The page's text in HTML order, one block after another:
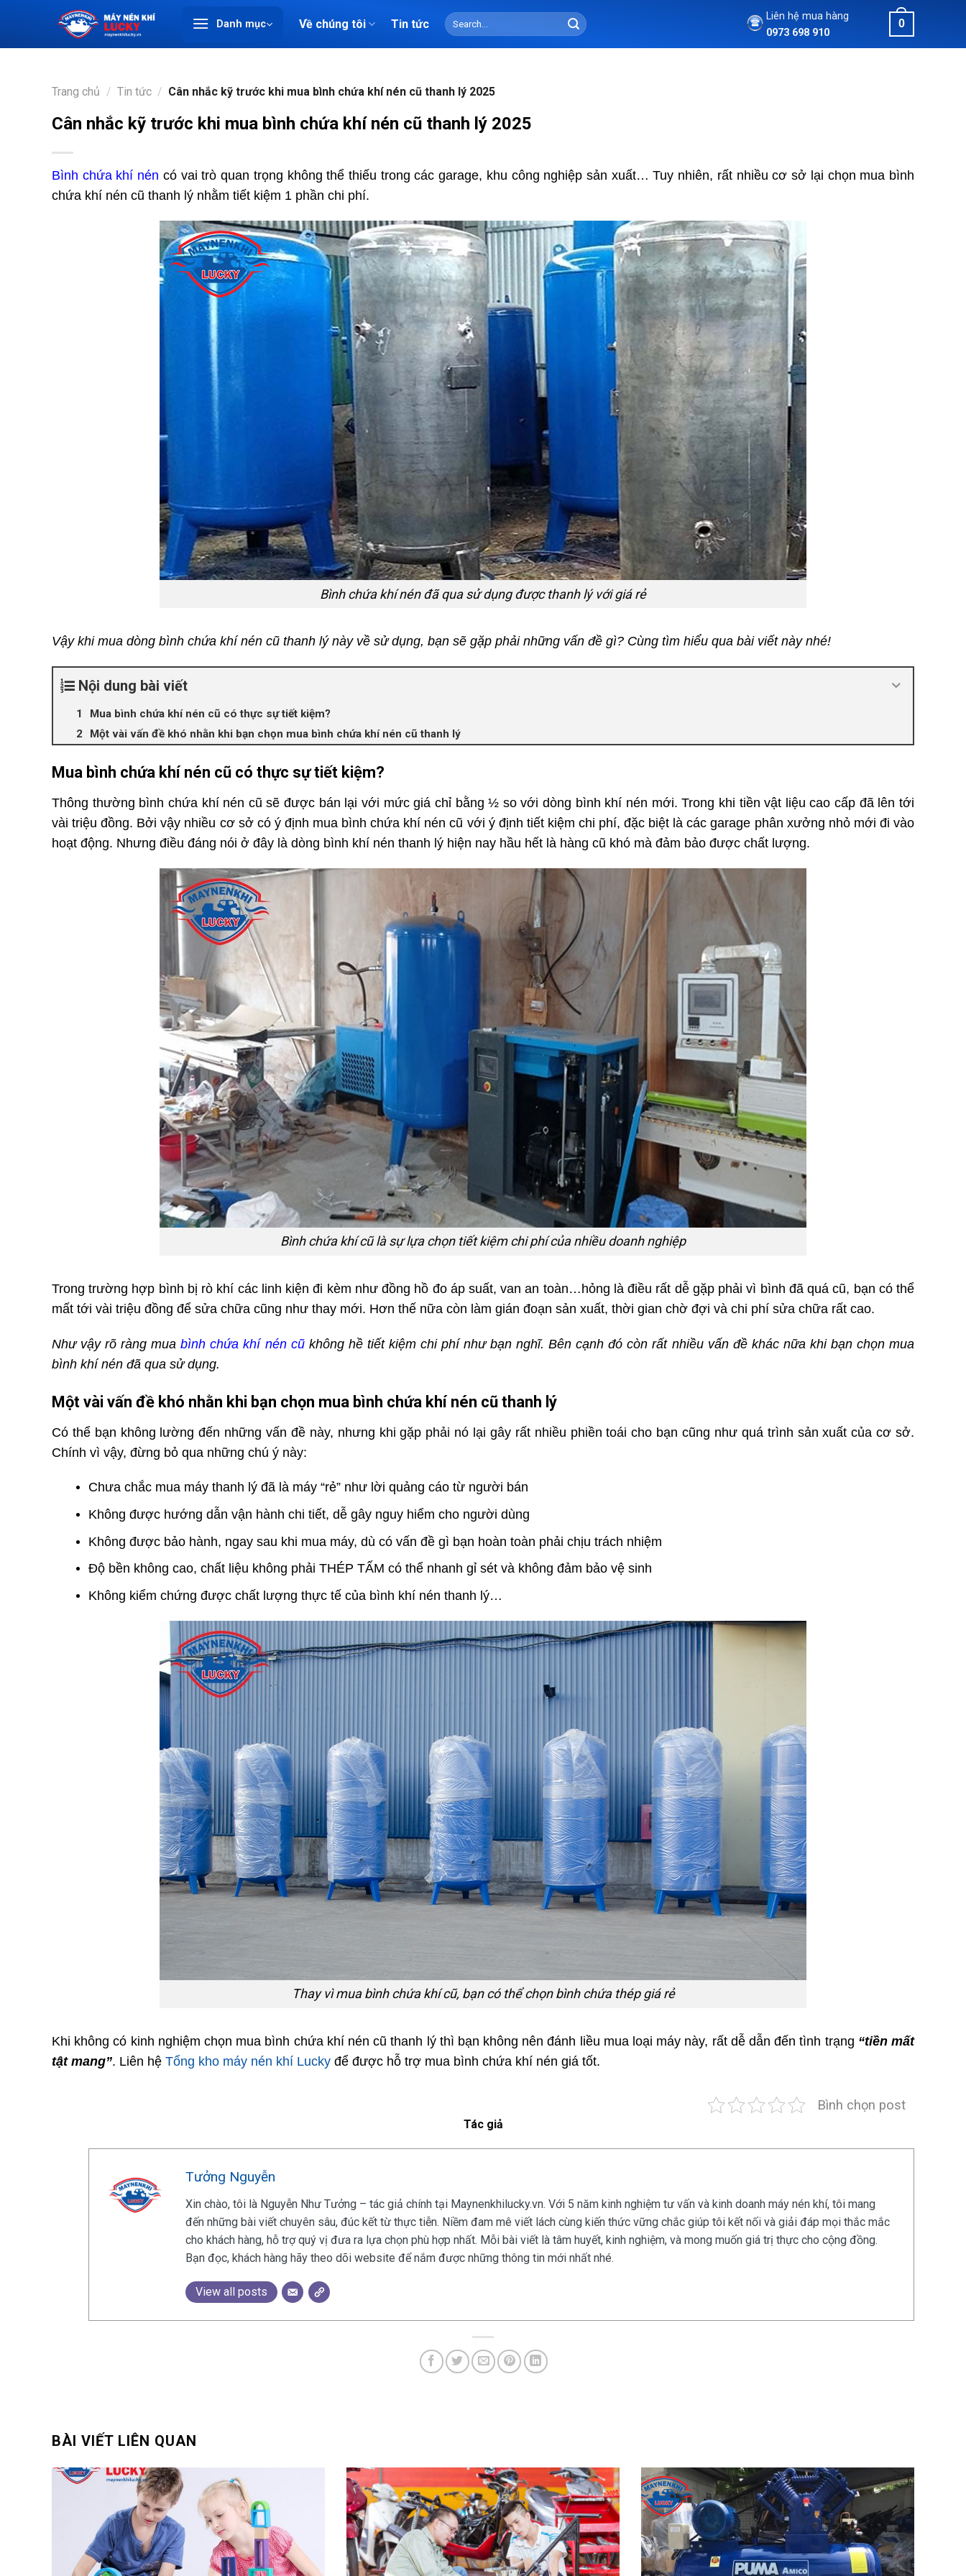
Danh mục Về chúng tôi Tin tức
Search
for:
Liên hệ mua hàng
0973 698 910
0
Trang chủ / Tin tức / Cân nhắc kỹ trước khi mua bình chứa khí nén cũ thanh lý 2025
Cân nhắc kỹ trước khi mua bình chứa khí nén cũ thanh lý 2025
Bình chứa khí nén có vai trò quan trọng không thể thiếu trong các garage, khu công nghiệp sản xuất… Tuy nhiên, rất nhiều cơ sở lại chọn mua bình
chứa khí nén cũ thanh lý nhằm tiết kiệm 1 phần chi phí.
Bình chứa khí nén đã qua sử dụng được thanh lý với giá rẻ
Vậy khi mua dòng bình chứa khí nén cũ thanh lý này về sử dụng, bạn sẽ gặp phải những vấn đề gì? Cùng tìm hiểu qua bài viết này nhé!
Nội dung bài viết
Mua bình chứa khí nén cũ có thực sự tiết kiệm?
Một vài vấn đề khó nhằn khi bạn chọn mua bình chứa khí nén cũ thanh lý
Mua bình chứa khí nén cũ có thực sự tiết kiệm?
Thông thường bình chứa khí nén cũ sẽ được bán lại với mức giá chỉ bằng ½ so với dòng bình khí nén mới. Trong khi tiền vật liệu cao cấp đã lên tới
vài triệu đồng. Bởi vậy nhiều cơ sở có ý định mua bình chứa khí nén cũ với ý định tiết kiệm chi phí, đặc biệt là các garage phân xưởng nhỏ mới đi vào
hoạt động. Nhưng điều đáng nói ở đây là dòng bình khí nén thanh lý hiện nay hầu hết là hàng cũ khó mà đảm bảo được chất lượng.
Bình chứa khí cũ là sự lựa chọn tiết kiệm chi phí của nhiều doanh nghiệp
Trong trường hợp bình bị rò khí các linh kiện đi kèm như đồng hồ đo áp suất, van an toàn…hỏng là điều rất dễ gặp phải vì bình đã quá cũ, bạn có thể
mất tới vài triệu đồng để sửa chữa cũng như thay mới. Hơn thế nữa còn làm gián đoạn sản xuất, thời gian chờ đợi và chi phí sửa chữa rất cao.
Như vậy rõ ràng muabình chứa khí nén cũ không hề tiết kiệm chi phí như bạn nghĩ. Bên cạnh đó còn rất nhiều vấn đề khác nữa khi bạn chọn mua
bình khí nén đã qua sử dụng.
Một vài vấn đề khó nhằn khi bạn chọn mua bình chứa khí nén cũ thanh lý
Có thể bạn không lường đến những vấn đề này, nhưng khi gặp phải nó lại gây rất nhiều phiền toái cho bạn cũng như quá trình sản xuất của cơ sở.
Chính vì vậy, đừng bỏ qua những chú ý này:
Chưa chắc mua máy thanh lý đã là máy “rẻ” như lời quảng cáo từ người bán
Không được hướng dẫn vận hành chi tiết, dễ gây nguy hiểm cho người dùng
Không được bảo hành, ngay sau khi mua máy, dù có vấn đề gì bạn hoàn toàn phải chịu trách nhiệm
Độ bền không cao, chất liệu không phải THÉP TẤM có thể nhanh gỉ sét và không đảm bảo vệ sinh
Không kiểm chứng được chất lượng thực tế của bình khí nén thanh lý…
Thay vì mua bình chứa khí cũ, bạn có thể chọn bình chứa thép giá rẻ
Khi không có kinh nghiệm chọn mua bình chứa khí nén cũ thanh lý thì bạn không nên đánh liều mua loại máy này, rất dễ dẫn đến tình trạng “tiền mất
tật mang”. Liên hệ Tổng kho máy nén khí Lucky để được hỗ trợ mua bình chứa khí nén giá tốt.
Bình chọn post
Tác giả
Tưởng Nguyễn
Xin chào, tôi là Nguyễn Như Tưởng – tác giả chính tại Maynenkhilucky.vn. Với 5 năm kinh nghiệm tư vấn và kinh doanh máy nén khí, tôi mang
đến những bài viết chuyên sâu, đúc kết từ thực tiễn. Niềm đam mê viết lách cùng kiến thức vững chắc giúp tôi kết nối và giải đáp mọi thắc mắc
cho khách hàng, hỗ trợ quý vị đưa ra lựa chọn phù hợp nhất. Mỗi bài viết là tâm huyết, kinh nghiệm, và mong muốn giá trị thực cho cộng đồng.
Bạn đọc, khách hàng hãy theo dõi website để nắm được những thông tin mới nhất nhé.
View all posts
BÀI VIẾT LIÊN QUAN